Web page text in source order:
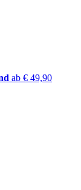
ab € 49,90